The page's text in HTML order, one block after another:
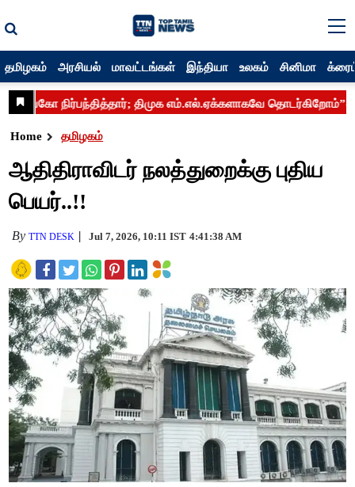
தமிழகம் அரசியல் மாவட்டங்கள் இந்தியா உலகம் சினிமா
Home தமிழகம்
ஆதிதிராவிடர் நலத்துறைக்கு புதிய
பெயர்..!!
ByTTN DESK Jul 7, 2026, 10:11 IST 4:41:38 AM